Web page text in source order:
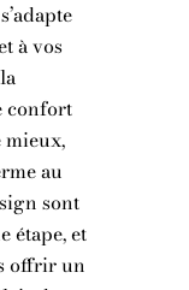
à vos
confort
mieux,
au
sont
étape, et
offrir un